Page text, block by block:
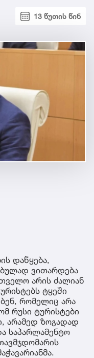
13 წუთის წინ
დაწყება,
ვითარდება
არის ძალიან
ტყეში
რომელიც არა
რუსი ტურისტები
არამედ ზოგადად
საპარლამენტო